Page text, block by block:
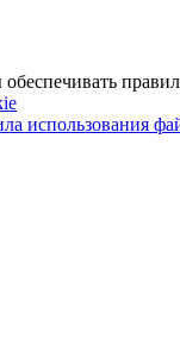
использования